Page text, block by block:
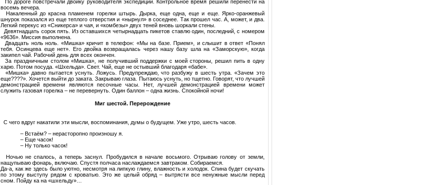
По дороге повстречали двойку руководителя экспедиции. Контрольное время решили перенести на
восемь вечера.
Накаленный до красна пламенем горелки штырь. Дырка, еще одна, еще и еще. Ярко-оранжевый
шнурок показался из еще теплого отверстия и «нырнул» в соседнее. Так прошел час. А, может, и два.
Легкий перекус из «Сникерса» и чая, и «комбезы» двух теней вновь шоркали стены.
Девятнадцать сорок пять. Из оставшихся четырнадцать пикетов ставлю один, последний, с номером
«9636». Миссия выполнена.
Двадцать ноль ноль. «Мишка» кричит в телефон: «Мы на базе. Прием», и слышит в ответ «Понял
тебя. Осинцева еще нет». Его двойка возвращалась через нашу базу шла на «Заморскую», когда
закипел чай. Рабочий день для всех окончен.
За праздничным столом «Мишка», не получивший поддержки с моей стороны, решил пить в одну
харю. Потом посуда. «Шхельда». Свет. Чай, еще не остывший благодаря «бабе».
«Мишка» давно пытается уснуть. Ложусь. Предупреждаю, что разбужу в шесть утра. «Зачем это
еще????». Хочется выйти до заката. Закрываю глаза. Пытаюсь уснуть, но тщетно. Говорят, что лучшей
демонстрацией времени являются песочные часы. Нет, лучшей демонстрацией времени может
служить газовая горелка – не перевернуть. Один баллон – одна жизнь. Спокойной ночи!
Миг шестой. Перерождение
С чего вдруг накатили эти мысли, воспоминания, думы о будущем. Уже утро, шесть часов.
– Встаём? – нерасторопно произношу я.
– Еще часок!
– Ну только часок!
Ночью не спалось, а теперь заснул. Пробудился в начале восьмого. Отрываю голову от земли,
нащупываю фонарь, включаю. Спустя полчаса наслаждаемся завтраком. Собираемся.
Да-а, как же здесь было уютно, несмотря на липкую глину, влажность и холодок. Спина будет скучать
по этому выступу рядом с кроватью. Это же целый обряд – вытрясти все ненужные мысли перед
сном. Пойду ка на «шхельду»…